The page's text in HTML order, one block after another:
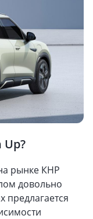
Up?
рынке КНР
довольно
предлагается